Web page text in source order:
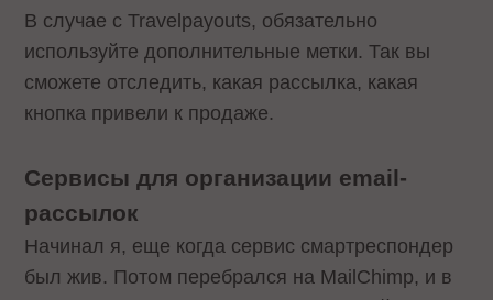
В случае с Travelpayouts, обязательно
используйте дополнительные метки. Так вы
сможете отследить, какая рассылка, какая
кнопка привели к продаже.
Сервисы для организации email-
рассылок
Начинал я, еще когда сервис смартреспондер
был жив. Потом перебрался на MailChimp, и в